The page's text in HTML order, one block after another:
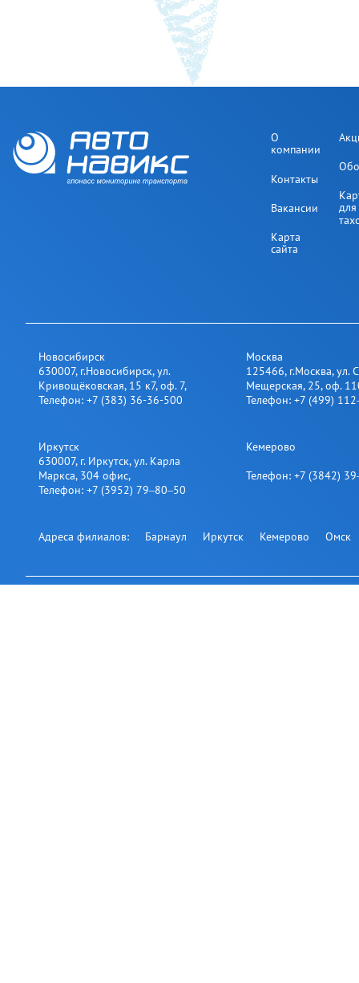
О
компании
Контакты
Вакансии
Карта
сайта
для
Новосибирск
630007, г.Новосибирск,ул.
Кривощёковская, 15 к7, оф. 7,
Телефон: +7 (383) 36-36-500
Москва
125466, г.Москва,ул.
Мещерская, 25​, оф.
Телефон:+7 (499)
Иркутск
630007, г. Иркутск,ул. Карла
Маркса, 304 офис,
Телефон: +7 (3952) 79‒80‒50
Кемерово
Телефон:+7 (3842)
Адреса филиалов: Барнаул Иркутск Кемерово Омск